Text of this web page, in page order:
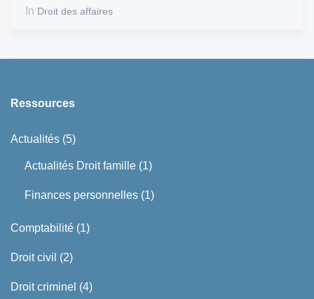
In Droit des affaires
Ressources
Actualités (5)
Actualités Droit famille (1)
Finances personnelles (1)
Comptabilité (1)
Droit civil (2)
Droit criminel (4)